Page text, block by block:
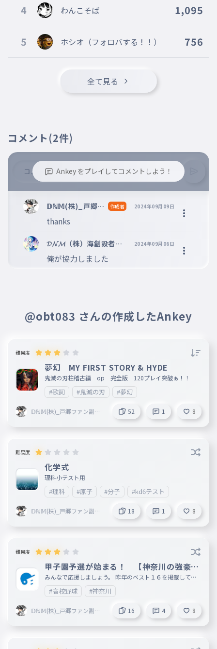
012
約束した
やくそくした
遥か遠く終わらないべテルギウス
誰かに繋ぐ魔法
015
僕ら肩並べ手取り合って
ぼくらかたならべてとりあって
進んでく
016
進んでく
すすんでく
辛いときだって泣かないって
つらいときだってなかないって
誓っただろう
ちかっただろう
君にも見えるだろう祈りが
021
記憶をたどるたび蘇るよ
きおくをたどるたびよみがえるよ
君がいつだってそこにいてくれること
君がいつだってそこにいてくれるこ
まるでそれは星の光と同じように
023
まるでそれは星の光と同じように
まるでそれはほしのひかりとおなじように
今日に泣いたり笑ったり繋いでいく
今日に泣いたり笑ったり繋いでいく
きょうにないたりわらったりつないでいく
025
何十回何百回ぶつかりあって
なんじゅっかいなんびゃっかいぶつかりあって
何十年何百年昔の光が
026
何十年何百年昔の光が
なんじゅうねんなんびゃくねんむかしのひかりが
4 わんこそば 1,095
5 ホシオ（フォロバする！！） 756
全て見る
コメント (2件)
Ankey をプレイしてコメントしよう！
※コメントするには、ログインが必要です。
𝔻ℕ𝕄(株)_戸郷フ
活休中
作成者 2024年09月09日
thanks
𝓓𝓝𝓜（株）海創設者（
=^・^=)👼👿すかいうぉ
ーたーTNM彩風🥝☯☆
2024年09月06日
俺が協力しました
@obt083 さんの作成したAnkey
難易度
夢幻 MY FIRST STORY & HYDE
鬼滅の刃柱稽古編 op 完全版 120プレイ突破ぁ！！
#歌詞 #鬼滅の刃 #夢幻
𝔻ℕ𝕄(株)_戸郷ファン副社
52 1 8
難易度
化学式
理科小テスト用
#理科 #原子 #分子 #kd6テスト
𝔻ℕ𝕄(株)_戸郷ファン副社
18 1 8
難易度
甲子園予選が始まる！ 【神奈川の強豪校
タイピング】
みんなで応援しましょう。 昨年のベスト１６を掲載してい
ます。
#高校野球 #神奈川
𝔻ℕ𝕄(株)_戸郷ファン副社
16 4 8